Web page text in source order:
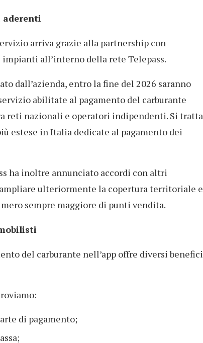
aderenti
arriva grazie alla partnership con
all’interno della rete Telepass.
dall’azienda, entro la fine del 2026 saranno
abilitate al pagamento del carburante
reti nazionali e operatori indipendenti. Si tratta
estese in Italia dedicate al pagamento dei
ha inoltre annunciato accordi con altri
ulteriormente la copertura territoriale e
sempre maggiore di punti vendita.
del carburante nell’app offre diversi benefici
di pagamento;